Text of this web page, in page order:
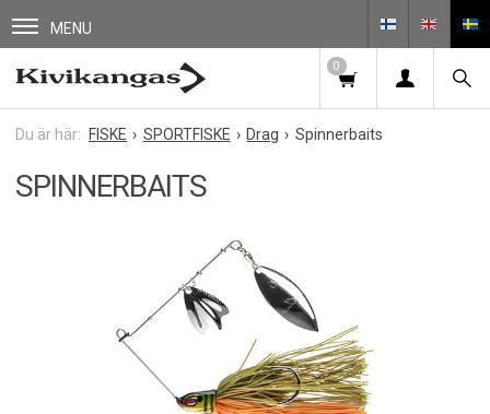
MENU
0
FISKE SPORTFISKE Drag Spinnerbaits
SPINNERBAITS